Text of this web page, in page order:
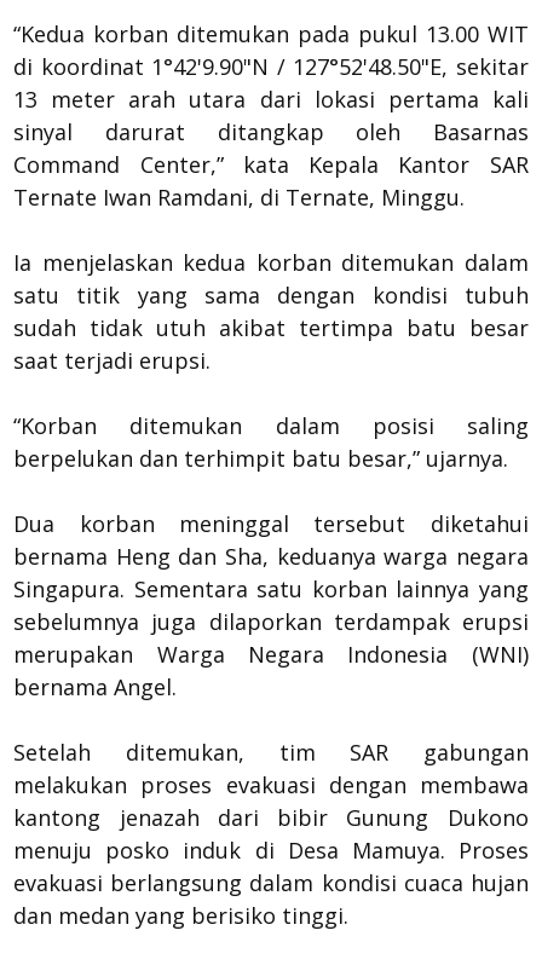
“Kedua korban ditemukan pada pukul 13.00 WIT
di koordinat 1°42'9.90"N / 127°52'48.50"E, sekitar
13 meter arah utara dari lokasi pertama kali
sinyal darurat ditangkap oleh Basarnas
Command Center,” kata Kepala Kantor SAR
Ternate Iwan Ramdani, di Ternate, Minggu.
Ia menjelaskan kedua korban ditemukan dalam
satu titik yang sama dengan kondisi tubuh
sudah tidak utuh akibat tertimpa batu besar
saat terjadi erupsi.
“Korban ditemukan dalam posisi saling
berpelukan dan terhimpit batu besar,” ujarnya.
Dua korban meninggal tersebut diketahui
bernama Heng dan Sha, keduanya warga negara
Singapura. Sementara satu korban lainnya yang
sebelumnya juga dilaporkan terdampak erupsi
merupakan Warga Negara Indonesia (WNI)
bernama Angel.
Setelah ditemukan, tim SAR gabungan
melakukan proses evakuasi dengan membawa
kantong jenazah dari bibir Gunung Dukono
menuju posko induk di Desa Mamuya. Proses
evakuasi berlangsung dalam kondisi cuaca hujan
dan medan yang berisiko tinggi.